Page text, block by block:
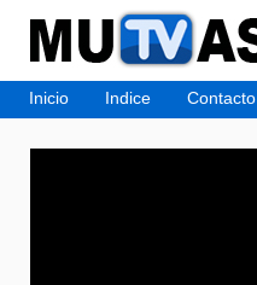
Inicio Indice Contacto